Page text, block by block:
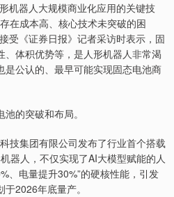
机器人大规模商业化应用的关键技
在成本高、核心技术未突破的困
受《证券日报》记者采访时表示，固
体积优势等，是人形机器人非常渴
是公认的、最早可能实现固态电池商
的突破和布局。
技集团有限公司发布了行业首个搭载
器人，不仅实现了AI大模型赋能的人
、电量提升30%”的硬核性能，引发
2026年底量产。